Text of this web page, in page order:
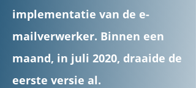
implementatie van de e-
mailverwerker. Binnen een
maand, in juli 2020, draaide de
eerste versie al.